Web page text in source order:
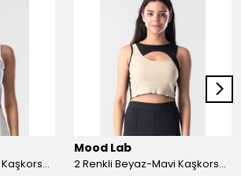
2 Renkli Beyaz-Mavi Kaşkorse Asimetrik Crop Atlet Bluz Top - beyaz-mavi
Mood Lab
2 Renkli Beyaz-Mavi Kaşkorse Asimetrik Crop Atlet Bluz Top - siyah-bej